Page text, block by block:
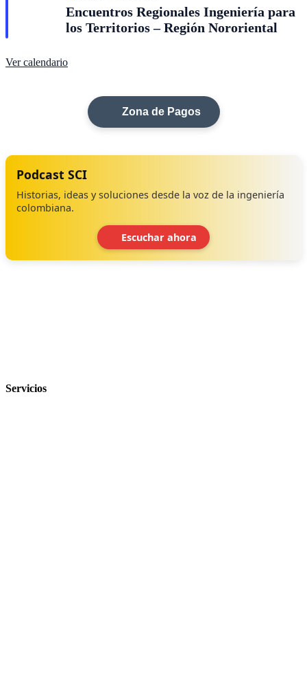
Encuentros Regionales Ingeniería para
los Territorios – Región Nororiental
Ver calendario
Zona de Pagos
Podcast SCI
Historias, ideas y soluciones desde la voz de la ingeniería
colombiana.
Escuchar ahora
Servicios